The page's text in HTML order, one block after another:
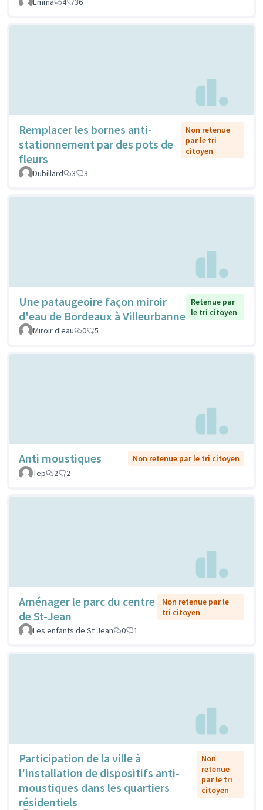
Remplacer les bornes anti-
stationnement par des pots de
fleurs
Non retenue
par le tri
citoyen
Dubillard 3 3
Une pataugeoire façon miroir
d'eau de Bordeaux à Villeurbanne
Retenue par
le tri citoyen
Miroir d'eau
0 5
Anti moustiques
Non retenue par le tri citoyen
Tep
2 2
Aménager le parc du centre
de St-Jean
Non retenue par le
tri citoyen
Les enfants de St Jean
0 1
Participation de la ville à
l'installation de dispositifs anti-
moustiques dans les quartiers
résidentiels
Non
retenue
par le tri
citoyen